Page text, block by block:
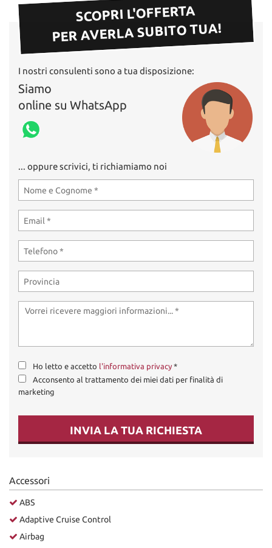
SCOPRI L'OFFERTA
PER AVERLA SUBITO TUA!
I nostri consulenti sono a tua disposizione:
Siamo
online su WhatsApp
... oppure scrivici, ti richiamiamo noi
Ho letto e accetto l'informativa privacy *
Acconsento al trattamento dei miei dati per finalità di
marketing
INVIA LA TUA RICHIESTA
Accessori
ABS
Adaptive Cruise Control
Airbag